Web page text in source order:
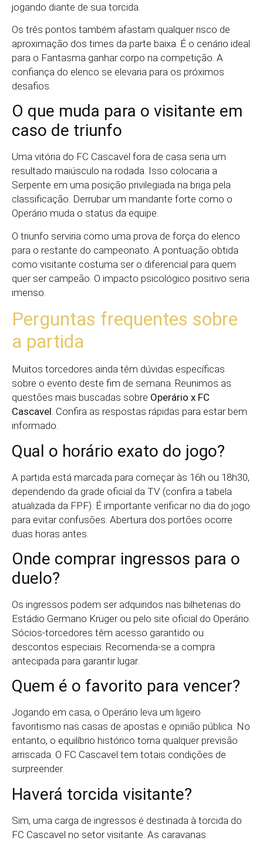
jogando diante de sua torcida.
Os três pontos também afastam qualquer risco de
aproximação dos times da parte baixa. É o cenário ideal
para o Fantasma ganhar corpo na competição. A
confiança do elenco se elevaria para os próximos
desafios.
O que muda para o visitante em
caso de triunfo
Uma vitória do FC Cascavel fora de casa seria um
resultado maiúsculo na rodada. Isso colocaria a
Serpente em uma posição privilegiada na briga pela
classificação. Derrubar um mandante forte como o
Operário muda o status da equipe.
O triunfo serviria como uma prova de força do elenco
para o restante do campeonato. A pontuação obtida
como visitante costuma ser o diferencial para quem
quer ser campeão. O impacto psicológico positivo seria
imenso.
Perguntas frequentes sobre
a partida
Muitos torcedores ainda têm dúvidas específicas
sobre o evento deste fim de semana. Reunimos as
questões mais buscadas sobre Operário x FC
Cascavel. Confira as respostas rápidas para estar bem
informado.
Qual o horário exato do jogo?
A partida está marcada para começar às 16h ou 18h30,
dependendo da grade oficial da TV (confira a tabela
atualizada da FPF). É importante verificar no dia do jogo
para evitar confusões. Abertura dos portões ocorre
duas horas antes.
Onde comprar ingressos para o
duelo?
Os ingressos podem ser adquiridos nas bilheterias do
Estádio Germano Krüger ou pelo site oficial do Operário.
Sócios-torcedores têm acesso garantido ou
descontos especiais. Recomenda-se a compra
antecipada para garantir lugar.
Quem é o favorito para vencer?
Jogando em casa, o Operário leva um ligeiro
favoritismo nas casas de apostas e opinião pública. No
entanto, o equilíbrio histórico torna qualquer previsão
arriscada. O FC Cascavel tem totais condições de
surpreender.
Haverá torcida visitante?
Sim, uma carga de ingressos é destinada à torcida do
FC Cascavel no setor visitante. As caravanas